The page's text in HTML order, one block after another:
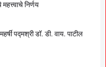
निर्णय
पद्मश्री डॉ. डी. वाय. पाटील